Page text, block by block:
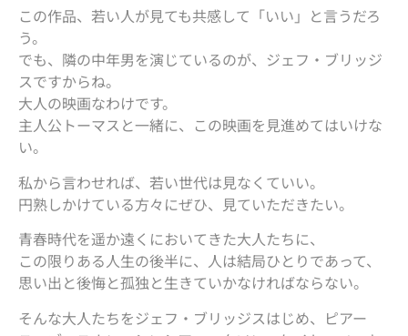
この作品、若い人が見ても共感して「いい」と言うだろ
う。
でも、隣の中年男を演じているのが、ジェフ・ブリッジ
スですからね。
大人の映画なわけです。
主人公トーマスと一緒に、この映画を見進めてはいけな
い。
私から言わせれば、若い世代は見なくていい。
円熟しかけている方々にぜひ、見ていただきたい。
青春時代を遥か遠くにおいてきた大人たちに、
この限りある人生の後半に、人は結局ひとりであって、
思い出と後悔と孤独と生きていかなければならない。
そんな大人たちをジェフ・ブリッジスはじめ、ピアー